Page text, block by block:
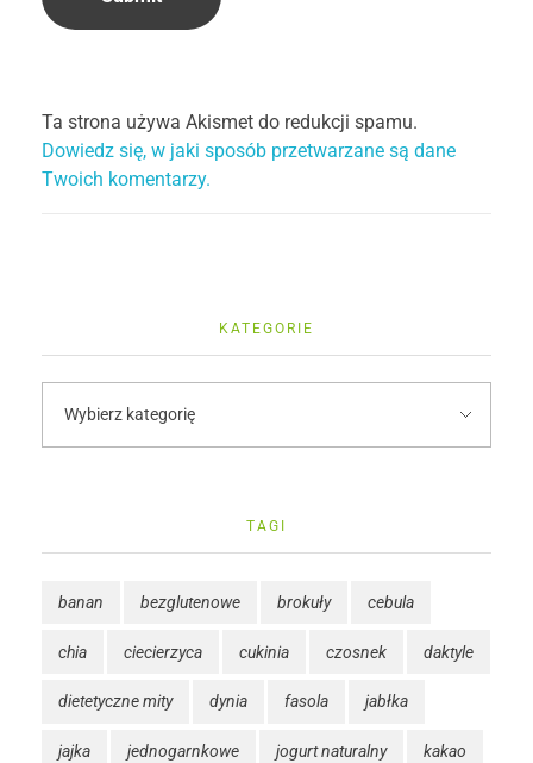
Ta strona używa Akismet do redukcji spamu.
Dowiedz się, w jaki sposób przetwarzane są dane
Twoich komentarzy.
KATEGORIE
TAGI
banan bezglutenowe brokuły cebula
chia ciecierzyca cukinia czosnek daktyle
dietetyczne mity dynia fasola jabłka
jajka jednogarnkowe jogurt naturalny kakao